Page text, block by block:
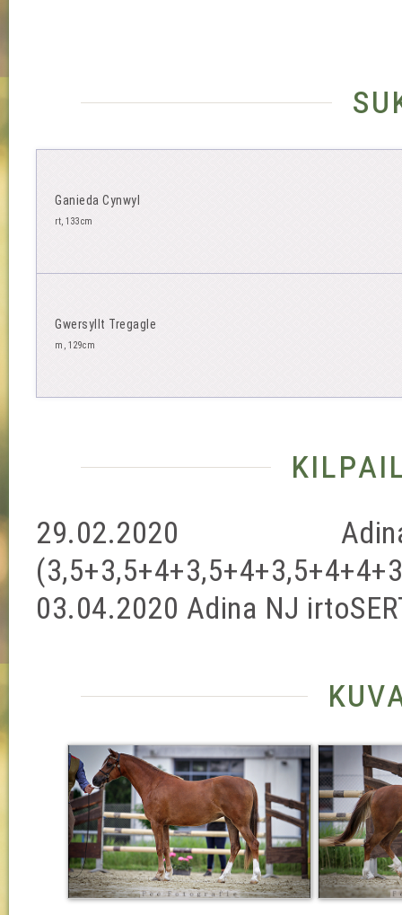
Ganieda Cynwyl
rt, 133cm
Gwersyllt Tregagle
m, 129cm
29.02.2020
03.04.2020 Adina NJ